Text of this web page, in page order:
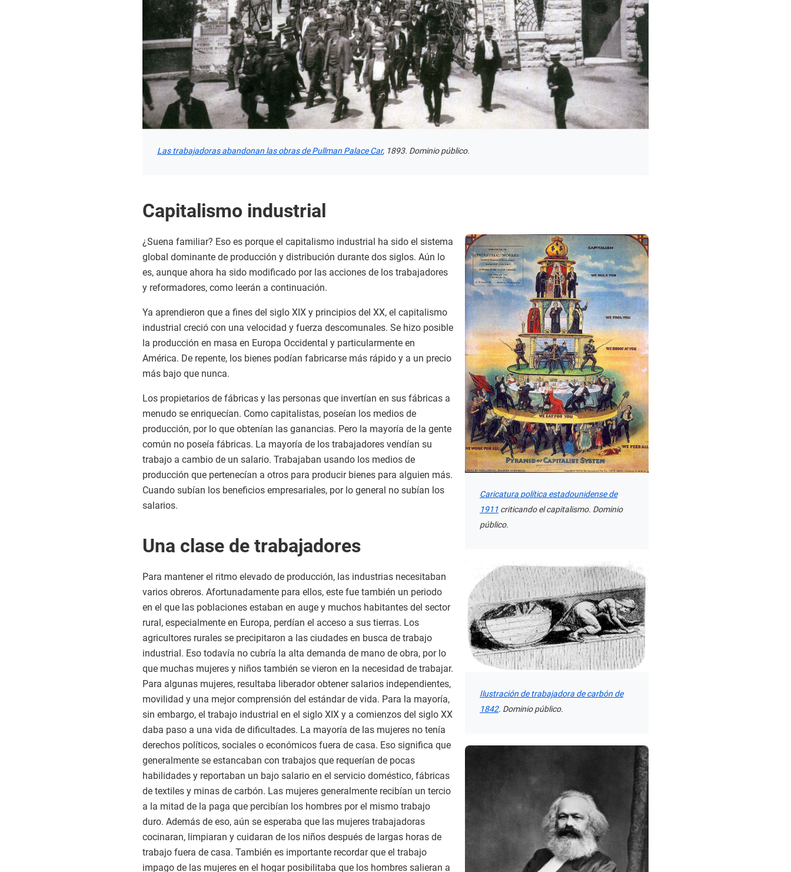
Las trabajadoras abandonan las obras de Pullman Palace Car, 1893. Dominio público.
Capitalismo industrial
Caricatura política estadounidense de
1911 criticando el capitalismo. Dominio
público.
Ilustración de trabajadora de carbón de
1842. Dominio público.
¿Suena familiar? Eso es porque el capitalismo industrial ha sido el sistema
global dominante de producción y distribución durante dos siglos. Aún lo
es, aunque ahora ha sido modificado por las acciones de los trabajadores
y reformadores, como leerán a continuación.
Ya aprendieron que a fines del siglo XIX y principios del XX, el capitalismo
industrial creció con una velocidad y fuerza descomunales. Se hizo posible
la producción en masa en Europa Occidental y particularmente en
América. De repente, los bienes podían fabricarse más rápido y a un precio
más bajo que nunca.
Los propietarios de fábricas y las personas que invertían en sus fábricas a
menudo se enriquecían. Como capitalistas, poseían los medios de
producción, por lo que obtenían las ganancias. Pero la mayoría de la gente
común no poseía fábricas. La mayoría de los trabajadores vendían su
trabajo a cambio de un salario. Trabajaban usando los medios de
producción que pertenecían a otros para producir bienes para alguien más.
Cuando subían los beneficios empresariales, por lo general no subían los
salarios.
Una clase de trabajadores
Para mantener el ritmo elevado de producción, las industrias necesitaban
varios obreros. Afortunadamente para ellos, este fue también un periodo
en el que las poblaciones estaban en auge y muchos habitantes del sector
rural, especialmente en Europa, perdían el acceso a sus tierras. Los
agricultores rurales se precipitaron a las ciudades en busca de trabajo
industrial. Eso todavía no cubría la alta demanda de mano de obra, por lo
que muchas mujeres y niños también se vieron en la necesidad de trabajar.
Para algunas mujeres, resultaba liberador obtener salarios independientes,
movilidad y una mejor comprensión del estándar de vida. Para la mayoría,
sin embargo, el trabajo industrial en el siglo XIX y a comienzos del siglo XX
daba paso a una vida de dificultades. La mayoría de las mujeres no tenía
derechos políticos, sociales o económicos fuera de casa. Eso significa que
generalmente se estancaban con trabajos que requerían de pocas
habilidades y reportaban un bajo salario en el servicio doméstico, fábricas
de textiles y minas de carbón. Las mujeres generalmente recibían un tercio
a la mitad de la paga que percibían los hombres por el mismo trabajo
duro. Además de eso, aún se esperaba que las mujeres trabajadoras
cocinaran, limpiaran y cuidaran de los niños después de largas horas de
trabajo fuera de casa. También es importante recordar que el trabajo
impago de las mujeres en el hogar posibilitaba que los hombres salieran a